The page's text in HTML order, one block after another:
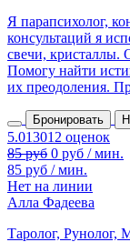
Я парапсихолог,
консультаций я
свечи, кристаллы.
Помогу найти
их преодоления.
Бронировать
85 руб 0 руб / мин.
85 руб / мин.
Нет на линии
Алла Фадеева
Таролог, Рунолог,